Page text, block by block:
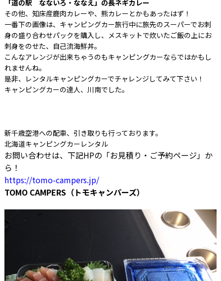
「道の駅 なないろ・ななえ」の長ネギカレー
その他、知床産鹿肉カレーや、熊カレーとかもあったはず！
一番下の画像は、キャンピングカー旅行中に旅先のスーパーでお刺
身の盛り合わせパックを購入し、メスキットで炊いたご飯の上にお
刺身をのせた、自己流海鮮丼。
こんなアレンジが出来ちゃうのもキャンピングカーならではかもし
れませんね。
是非、レンタルキャンピングカーでチャレンジしてみて下さい！
キャンピングカーの達人、川南でした。
新千歳空港への配車、引き取りも行っております。
北海道キャンピングカーレンタル
お問い合わせは、下記HPの「お見積り・ご予約ページ」か
ら！
https://tomo-campers.jp/
TOMO CAMPERS（トモキャンパーズ）